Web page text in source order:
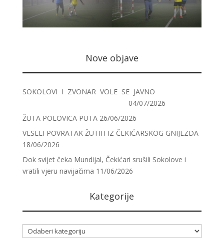
Nove objave
SOKOLOVI I ZVONAR VOLE SE JAVNO
04/07/2026
ŽUTA POLOVICA PUTA 26/06/2026
VESELI POVRATAK ŽUTIH IZ ČEKIĆARSKOG GNIJEZDA
18/06/2026
Dok svijet čeka Mundijal, Čekićari srušili Sokolove i
vratili vjeru navijačima 11/06/2026
Kategorije
Kategorije